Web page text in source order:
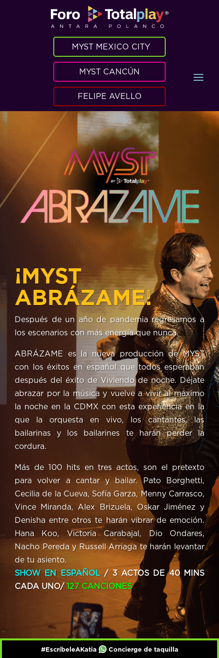
MYST MEXICO CITY
MYST CANCÚN
FELIPE AVELLO
¡MYST
ABRÁZAME!
Después de un año de pandemia regresamos a
los escenarios con más energía que nunca.
ABRÁZAME es la nueva producción de MYST
con los éxitos en español que todos esperaban
después del éxito de Viviendo de noche. Déjate
abrazar por la música y vuelve a vivir al máximo
la noche en la CDMX con esta experiencia en la
que la orquesta en vivo, los cantantes, las
bailarinas y los bailarines te harán perder la
cordura.
Más de 100 hits en tres actos, son el pretexto
para volver a cantar y bailar. Pato Borghetti,
Cecilia de la Cueva, Sofía Garza, Menny Carrasco,
Vince Miranda, Alex Brizuela, Oskar Jiménez y
Denisha entre otros te harán vibrar de emoción.
Hana Koo, Victoria Carabajal, Dio Ondares,
Nacho Pereda y Russell Arriaga te harán levantar
de tu asiento.
SHOW EN ESPAÑOL / 3 ACTOS DE 40 MINS
CADA UNO/127 CANCIONES
#EscríbeleAKatia Concierge de taquilla